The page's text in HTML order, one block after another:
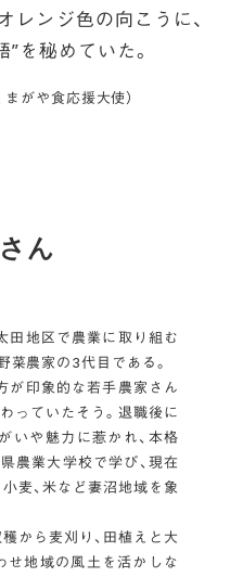
レンジ色の向こうに、
を秘めていた。
まがや食応援大使）
ん
田地区で農業に取り組む
菜農家の3代目である。
が印象的な若手農家さん
っていたそう。退職後に
いや魅力に惹かれ、本格
農業大学校で学び、現在
小麦、米など妻沼地域を象
から麦刈り、田植えと大
せ地域の風土を活かしな